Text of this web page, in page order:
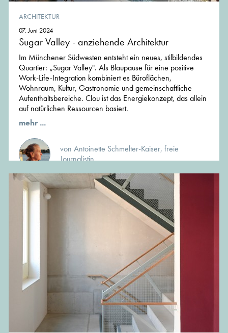
ARCHITEKTUR
07. Juni 2024
Sugar Valley - anziehende Architektur
Im Münchener Südwesten entsteht ein neues, stilbildendes
Quartier: „Sugar Valley". Als Blaupause für eine positive
Work-Life-Integration kombiniert es Büroflächen,
Wohnraum, Kultur, Gastronomie und gemeinschaftliche
Aufenthaltsbereiche. Clou ist das Energiekonzept, das allein
auf natürlichen Ressourcen basiert.
mehr ...
von Antoinette Schmelter-Kaiser, freie
Journalistin